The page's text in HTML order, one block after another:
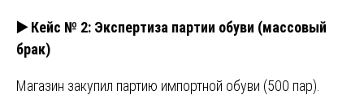
▶️Кейс № 2: Экспертиза партии обуви (массовый
брак)
Магазин закупил партию импортной обуви (500 пар).